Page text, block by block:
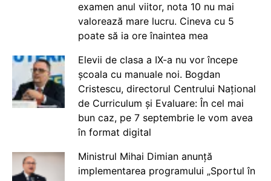
examen anul viitor, nota 10 nu mai
valorează mare lucru. Cineva cu 5
poate să ia ore înaintea mea
Elevii de clasa a IX-a nu vor începe
școala cu manuale noi. Bogdan
Cristescu, directorul Centrului Național
de Curriculum și Evaluare: În cel mai
bun caz, pe 7 septembrie le vom avea
în format digital
Ministrul Mihai Dimian anunță
implementarea programului „Sportul în